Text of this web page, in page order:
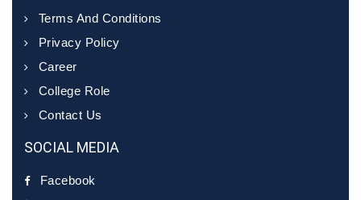
Terms And Conditions
Privacy Policy
Career
College Role
Contact Us
SOCIAL MEDIA
Facebook